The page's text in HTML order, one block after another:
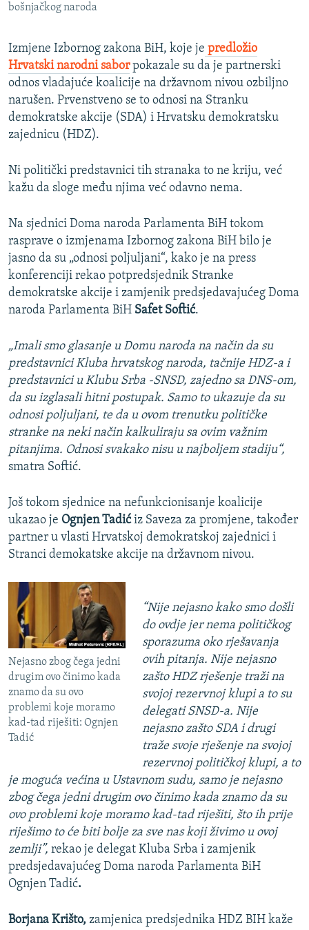
TV LIBERTY
MOJA EVROPA
TRI DECENIJE OD RATA U BIH
SVE KARTE DEJTONA
NASTANAK I RASPAD JUGOSLAVIJE
Sve RFE/RL stranice
bošnjačkog naroda
Izmjene Izbornog zakona BiH, koje je predložio
Hrvatski narodni saborpokazale su da je partnerski
odnos vladajuće koalicije na državnom nivou ozbiljno
narušen. Prvenstveno se to odnosi na Stranku
demokratske akcije (SDA) i Hrvatsku demokratsku
zajednicu (HDZ).
Ni politički predstavnici tih stranaka to ne kriju, već
kažu da sloge među njima već odavno nema.
Na sjednici Doma naroda Parlamenta BiH tokom
rasprave o izmjenama Izbornog zakona BiH bilo je
jasno da su „odnosi poljuljani“, kako je na press
konferenciji rekao potpredsjednik Stranke
demokratske akcije i zamjenik predsjedavajućeg Doma
naroda Parlamenta BiH Safet Softić.
„Imali smo glasanje u Domu naroda na način da su
predstavnici Kluba hrvatskog naroda, tačnije HDZ-a i
predstavnici u Klubu Srba -SNSD, zajedno sa DNS-om,
da su izglasali hitni postupak. Samo to ukazuje da su
odnosi poljuljani, te da u ovom trenutku političke
stranke na neki način kalkuliraju sa ovim važnim
pitanjima. Odnosi svakako nisu u najboljem stadiju“,
smatra Softić.
Još tokom sjednice na nefunkcionisanje koalicije
ukazao je Ognjen Tadićiz Saveza za promjene, također
partner u vlasti Hrvatskoj demokratskoj zajednici i
Stranci demokatske akcije na državnom nivou.
Nejasno zbog čega jedni
drugim ovo činimo kada
znamo da su ovo
problemi koje moramo
kad-tad riješiti: Ognjen
Tadić
“Nije nejasno kako smo došli
do ovdje jer nema političkog
sporazuma oko rješavanja
ovih pitanja. Nije nejasno
zašto HDZ rješenje traži na
svojoj rezervnoj klupi a to su
delegati SNSD-a. Nije
nejasno zašto SDA i drugi
traže svoje rješenje na svojoj
rezervnoj političkoj klupi, a to
je moguća većina u Ustavnom sudu, samo je nejasno
zbog čega jedni drugim ovo činimo kada znamo da su
ovo problemi koje moramo kad-tad riješiti, što ih prije
riješimo to će biti bolje za sve nas koji živimo u ovoj
zemlji”, rekao je delegat Kluba Srba i zamjenik
predsjedavajućeg Doma naroda Parlamenta BiH
Ognjen Tadić.
Borjana Krišto, zamjenica predsjednika HDZ BIH kaže